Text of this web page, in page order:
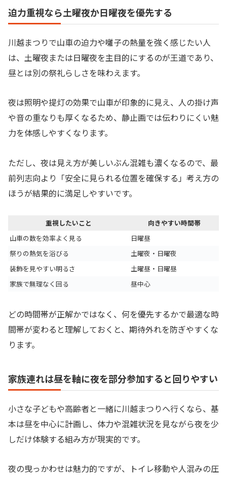
迫力重視なら土曜夜か日曜夜を優先する
川越まつりで山車の迫力や囃子の熱量を強く感じたい人
は、土曜夜または日曜夜を主目的にするのが王道であり、
昼とは別の祭礼らしさを味わえます。
夜は照明や提灯の効果で山車が印象的に見え、人の掛け声
や音の重なりも厚くなるため、静止画では伝わりにくい魅
力を体感しやすくなります。
ただし、夜は見え方が美しいぶん混雑も濃くなるので、最
前列志向より「安全に見られる位置を確保する」考え方の
ほうが結果的に満足しやすいです。
重視したいこと
向きやすい時間帯
山車の数を効率よく見る
日曜昼
祭りの熱気を浴びる
土曜夜・日曜夜
装飾を見やすい明るさ
土曜昼・日曜昼
家族で無理なく回る
昼中心
どの時間帯が正解かではなく、何を優先するかで最適な時
間帯が変わると理解しておくと、期待外れを防ぎやすくな
ります。
家族連れは昼を軸に夜を部分参加すると回りやすい
小さな子どもや高齢者と一緒に川越まつりへ行くなら、基
本は昼を中心に計画し、体力や混雑状況を見ながら夜を少
しだけ体験する組み方が現実的です。
夜の曳っかわせは魅力的ですが、トイレ移動や人混みの圧